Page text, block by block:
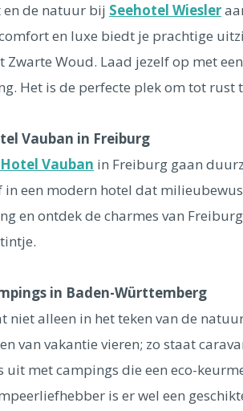
de natuur bij Seehotel Wiesler
comfort en luxe biedt je prachtige
Zwarte Woud. Laad jezelf op met
Het is de perfecte plek om tot
Vauban in Freiburg
Vauban in Freiburg gaan
in een modern hotel dat
en ontdek de charmes van
in Baden-Württemberg
niet alleen in het teken van de
van vakantie vieren; zo staat
uit met campings die een eco-
is er wel een